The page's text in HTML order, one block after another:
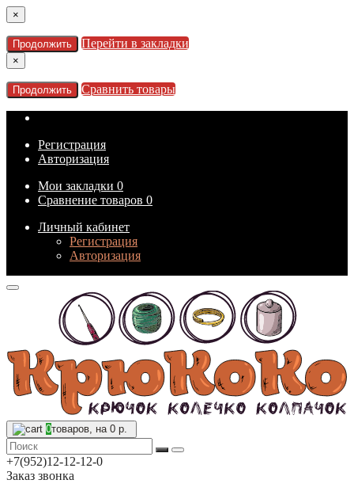
×
Продолжить Перейти в закладки
×
Продолжить Сравнить товары
Регистрация
Авторизация
Мои закладки 0
Сравнение товаров 0
Личный кабинет
Регистрация
Авторизация
0товаров, на 0 р.
+7(952)12-12-12-0
Заказ звонка